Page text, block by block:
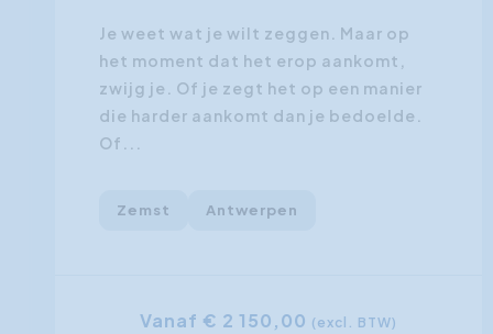
Je weet wat je wilt zeggen. Maar op
het moment dat het erop aankomt,
zwijg je. Of je zegt het op een manier
die harder aankomt dan je bedoelde.
Of...
Zemst Antwerpen
Vanaf € 2 150,00 (excl. BTW)